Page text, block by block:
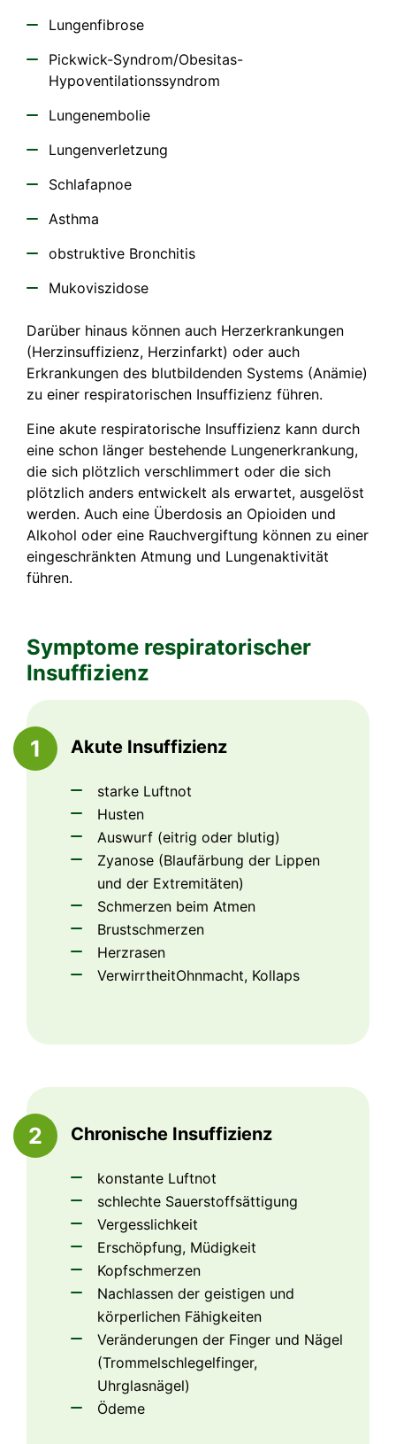
Lungenfibrose
Pickwick-Syndrom/Obesitas-
Hypoventilationssyndrom
Lungenembolie
Lungenverletzung
Schlafapnoe
Asthma
obstruktive Bronchitis
Mukoviszidose
Darüber hinaus können auch Herzerkrankungen
(Herzinsuffizienz, Herzinfarkt) oder auch
Erkrankungen des blutbildenden Systems (Anämie)
zu einer respiratorischen Insuffizienz führen.
Eine akute respiratorische Insuffizienz kann durch
eine schon länger bestehende Lungenerkrankung,
die sich plötzlich verschlimmert oder die sich
plötzlich anders entwickelt als erwartet, ausgelöst
werden. Auch eine Überdosis an Opioiden und
Alkohol oder eine Rauchvergiftung können zu einer
eingeschränkten Atmung und Lungenaktivität
führen.
Symptome respiratorischer
Insuffizienz
1 Akute Insuffizienz
starke Luftnot
Husten
Auswurf (eitrig oder blutig)
Zyanose (Blaufärbung der Lippen
und der Extremitäten)
Schmerzen beim Atmen
Brustschmerzen
Herzrasen
VerwirrtheitOhnmacht, Kollaps
2 Chronische Insuffizienz
konstante Luftnot
schlechte Sauerstoffsättigung
Vergesslichkeit
Erschöpfung, Müdigkeit
Kopfschmerzen
Nachlassen der geistigen und
körperlichen Fähigkeiten
Veränderungen der Finger und Nägel
(Trommelschlegelfinger,
Uhrglasnägel)
Ödeme